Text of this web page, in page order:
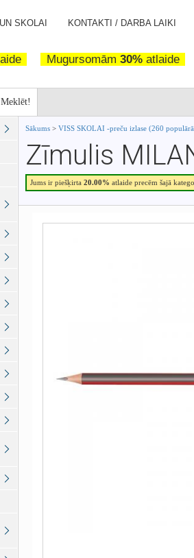
SKOLAI KONTAKTI / DARBA LAIKI
Mugursomām 30%atlaide
Meklēt!
Sākums > VISS SKOLAI -preču izlase (260
Zīmulis
Jums ir piešķirta 20.00% atlaide precēm šajā